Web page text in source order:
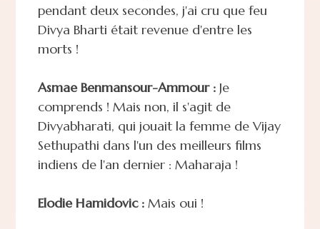
pendant deux secondes, j'ai cru que feu
Divya Bharti était revenue d'entre les
morts !
Asmae Benmansour-Ammour : Je
comprends ! Mais non, il s'agit de
Divyabharati, qui jouait la femme de Vijay
Sethupathi dans l'un des meilleurs films
indiens de l'an dernier : Maharaja !
Elodie Hamidovic :Mais oui !